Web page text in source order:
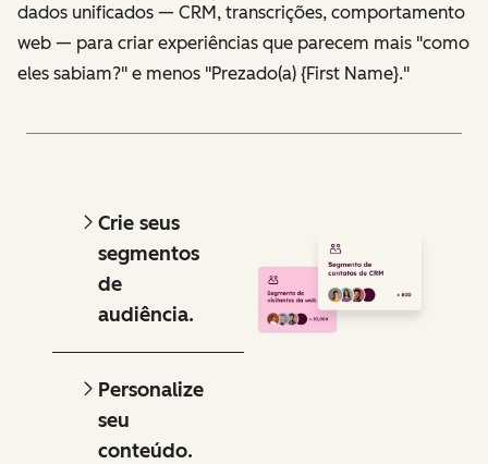
dados unificados — CRM, transcrições, comportamento
web — para criar experiências que parecem mais "como
eles sabiam?" e menos "Prezado(a) {First Name}."
Crie seus
segmentos
de
audiência.
Personalize
seu
conteúdo.